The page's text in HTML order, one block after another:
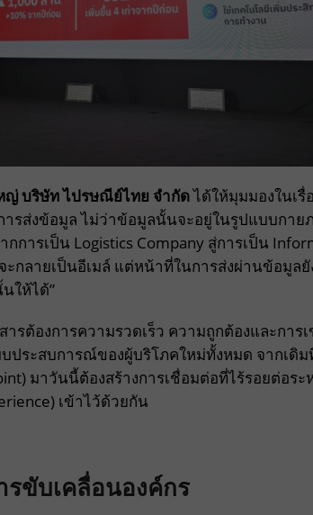
ญ่ บริษัท ไปรษณีย์ไทย จำกัดได้ให้มุมมองในเรื่
รส่งข้อมูล ไม่ว่าข้อมูลนั้นจะอยู่ในรูปแบบกาย
ารเป็น Logistics Company สู่การเป็น
กลายเป็นอีเมล์ แต่หน้าที่ในการส่งผ่านข้อมูล
ให้ได้”
ต้องการความรวดเร็ว ความถูกต้องและการเ
ประสบการณ์ของผู้บริโภคใหม่ทั้งหมด จากเดิ
มาวันนี้ต้องสร้างการเชื่อมต่อที่ไร้รอยต่อร
เข้าไว้ด้วยกัน
รขับเคลื่อนองค์กร